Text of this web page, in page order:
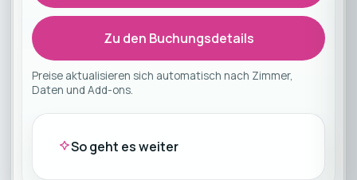
Zu den Buchungsdetails
Preise aktualisieren sich automatisch nach Zimmer,
Daten und Add-ons.
So geht es weiter